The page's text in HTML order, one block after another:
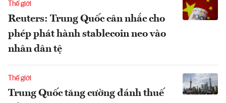
Thế giới
Reuters: Trung Quốc cân nhắc cho
phép phát hành stablecoin neo vào
nhân dân tệ
Thế giới
Trung Quốc tăng cường đánh thuế